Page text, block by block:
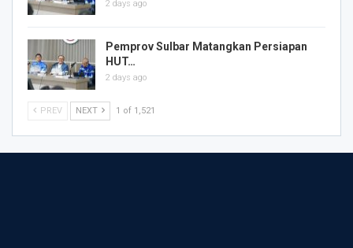
2 days ago
Pemprov Sulbar Matangkan Persiapan
HUT…
2 days ago
PREV NEXT 1 of 1,521